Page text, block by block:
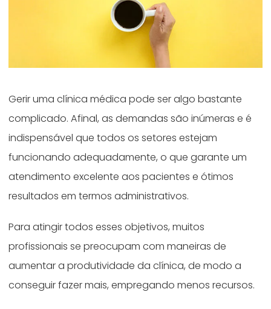
Gerir uma clínica médica pode ser algo bastante
complicado. Afinal, as demandas são inúmeras e é
indispensável que todos os setores estejam
funcionando adequadamente, o que garante um
atendimento excelente aos pacientes e ótimos
resultados em termos administrativos.
Para atingir todos esses objetivos, muitos
profissionais se preocupam com maneiras de
aumentar a produtividade da clínica, de modo a
conseguir fazer mais, empregando menos recursos.